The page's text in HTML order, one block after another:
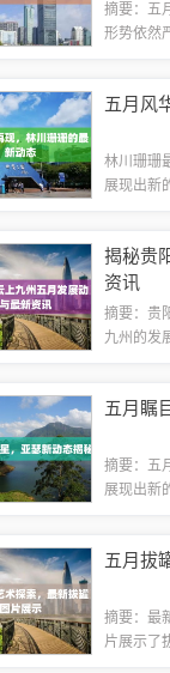
摘要：五
形势依然
遏制疫情
五月风
林川珊珊
展现出新
至，在这
揭秘贵
资讯
摘要：贵
九州的发
发展概况
五月瞩
摘要：五
展现出新
现，成为
五月拔
摘要：最
片展示了